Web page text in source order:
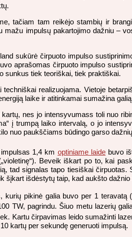
tačiam tam reikėjo stambių ir
impulsų pakartojimo dažniu –
sukūrė čirpuoto impulso
aprašomas čirpuoto impulso
sunkus tiek teoriškai, tiek praktiškai.
realizuojama. Vietoje
laike ir atitinkamai sumažina
nes jo intensyvumass toli nuo
į trumpą laiko intervalą, o jo
nuo paukščiams būdingo garso
1,4 km optiniame laidebuvo
Beveik iškart po to, kai
tad signalas tapo tiesiškai
šįkart išdėstytų taip, kad aukšto
pikinė galia buvo per 1 teravatą
TW, pagrindu. Šiuo metu lazerių
Kartu čirpavimas leido sumažinti
kartų per sekundę generuoti impulsą.